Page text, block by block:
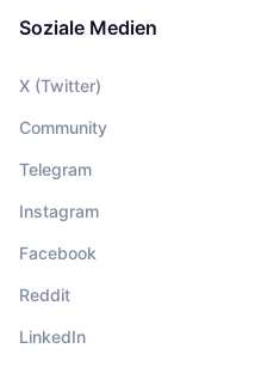
Soziale Medien
X (Twitter)
Community
Telegram
Instagram
Facebook
Reddit
LinkedIn